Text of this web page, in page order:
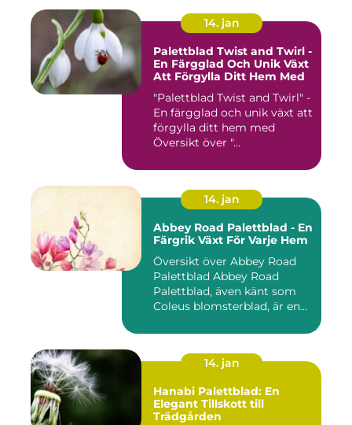
14. jan
Palettblad Twist and Twirl -
En Färgglad Och Unik Växt
Att Förgylla Ditt Hem Med
"Palettblad Twist and Twirl" -
En färgglad och unik växt att
förgylla ditt hem med
Översikt över "...
14. jan
Abbey Road Palettblad - En
Färgrik Växt För Varje Hem
Översikt över Abbey Road
Palettblad Abbey Road
Palettblad, även känt som
Coleus blomsterblad, är en...
14. jan
Hanabi Palettblad: En
Elegant Tillskott till
Trädgården